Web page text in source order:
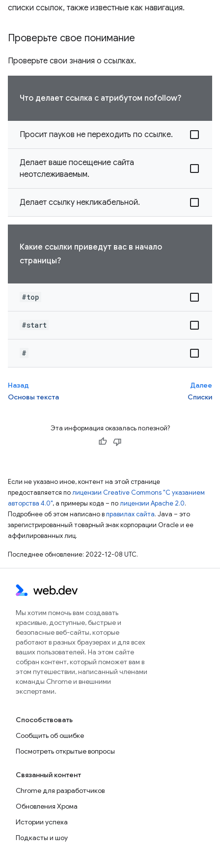
списки ссылок, также известные как навигация.
Проверьте свое понимание
Проверьте свои знания о ссылках.
Что делает ссылка с атрибутом nofollow?
Просит пауков не переходить по ссылке.
Делает ваше посещение сайта
неотслеживаемым.
Делает ссылку некликабельной.
Какие ссылки приведут вас в начало
страницы?
#top
#start
#
Назад
Основы текста
Далее
Списки
Эта информация оказалась полезной?
Если не указано иное, контент на этой странице
предоставляется полицензии Creative Commons "С указанием
авторства 4.0", а примеры кода – полицензии Apache 2.0.
Подробнее об этом написано вправилах сайта. Java – это
зарегистрированный товарный знак корпорации Oracle и ее
аффилированных лиц.
Последнее обновление: 2022-12-08 UTC.
Мы хотим помочь вам создавать
красивые, доступные, быстрые и
безопасные веб-сайты, которые
работают в разных браузерах и для всех
ваших пользователей. На этом сайте
собран контент, который поможет вам в
этом путешествии, написанный членами
команды Chrome и внешними
экспертами.
Способствовать
Сообщить об ошибке
Посмотреть открытые вопросы
Связанный контент
Chrome для разработчиков
Обновления Хрома
Истории успеха
Подкасты и шоу